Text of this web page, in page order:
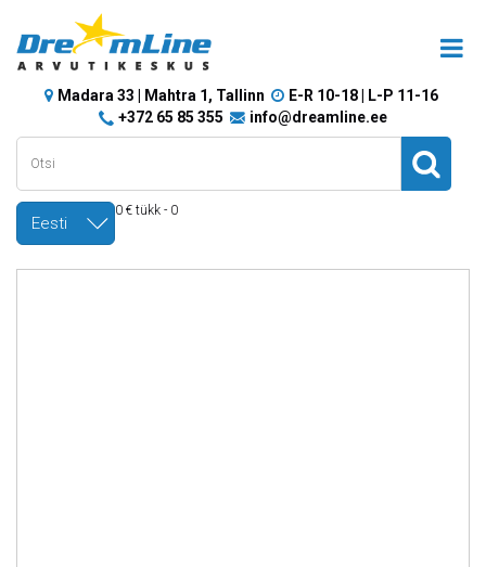
Madara 33 | Mahtra 1, Tallinn
E-R 10-18 | L-P 11-16
+372 65 85 355
info@dreamline.ee
Eesti
0 € tükk - 0